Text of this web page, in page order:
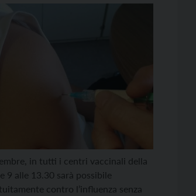
in tutti i centri vaccinali della
9 alle 13.30 sarà possibile
contro l’influenza senza